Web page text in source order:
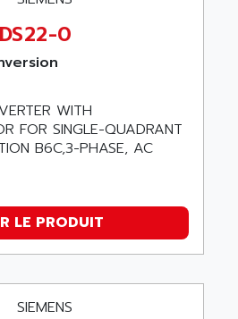
PANEL
35
0
WITH
FOR SINGLE-QUADRANT
B6C,3-PHASE, AC
LE PRODUIT